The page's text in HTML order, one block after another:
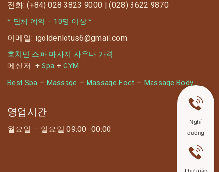
전화: (+84) 028 3823 9000 | (028) 3622 9870
* 단체 예약 – 10명 이상 *
이메일: igoldenlotus6@gmail.com
호치민 스파 마사지 사우나 가격
메신저: +Spa +GYM
Best Spa – Massage – Massage Foot – Massage Body
영업시간
월요일 – 일요일 09:00–00:00
Nghỉ
dưỡng
Thư giãn